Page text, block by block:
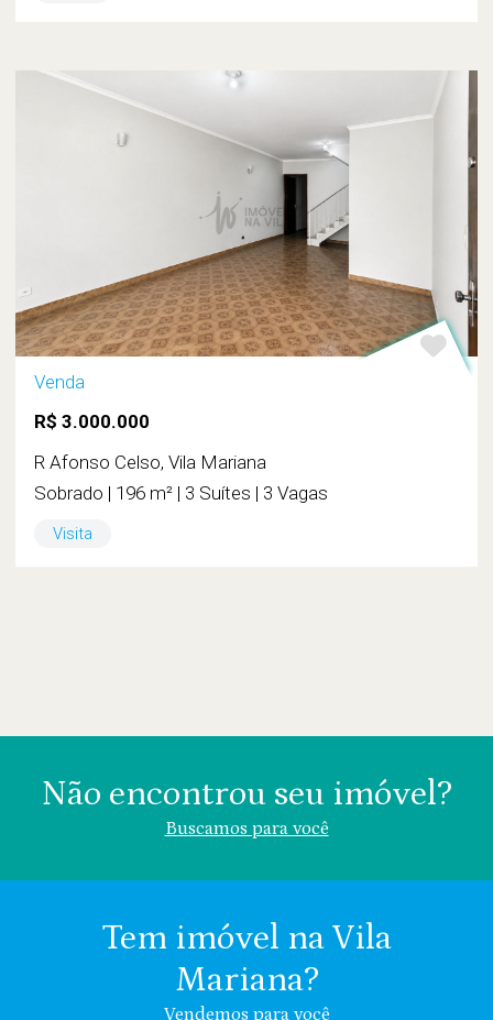
Venda
R$ 3.000.000
R Afonso Celso, Vila Mariana
Sobrado | 196 m² | 3 Suítes | 3 Vagas
Visita
Não encontrou seu imóvel?
Buscamos para você
Valor (R$)
Tem imóvel na Vila
Mariana?
Vendemos para você